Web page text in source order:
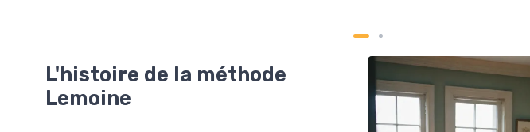
L'histoire de la méthode
Lemoine